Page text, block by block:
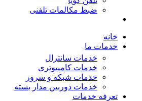
ضبط مکالمات تلفنی
خانه
خدمات ما
خدمات سانترال
خدمات کامپیوتری
خدمات شبکه و سرور
خدمات دوربین مدار بسته
تعرفه خدمات